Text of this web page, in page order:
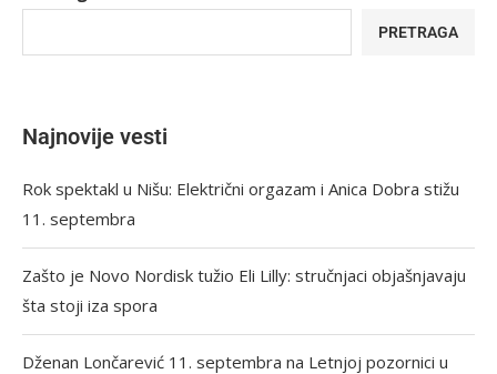
PRETRAGA
Najnovije vesti
Rok spektakl u Nišu: Električni orgazam i Anica Dobra stižu
11. septembra
Zašto je Novo Nordisk tužio Eli Lilly: stručnjaci objašnjavaju
šta stoji iza spora
Dženan Lončarević 11. septembra na Letnjoj pozornici u